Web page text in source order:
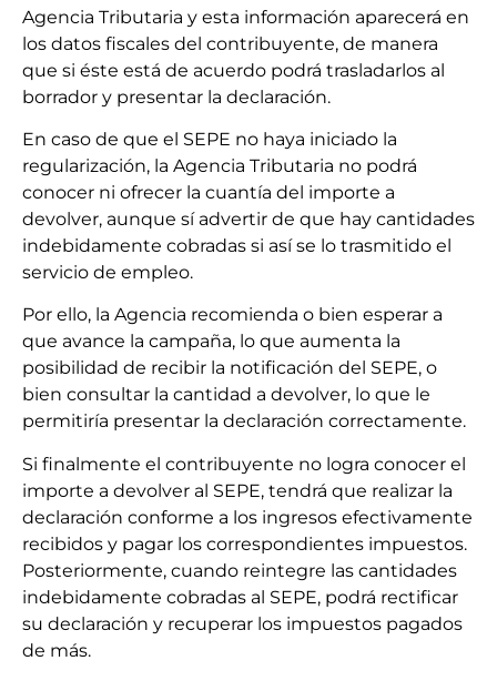
Agencia Tributaria y esta información aparecerá en
los datos fiscales del contribuyente, de manera
que si éste está de acuerdo podrá trasladarlos al
borrador y presentar la declaración.
En caso de que el SEPE no haya iniciado la
regularización, la Agencia Tributaria no podrá
conocer ni ofrecer la cuantía del importe a
devolver, aunque sí advertir de que hay cantidades
indebidamente cobradas si así se lo trasmitido el
servicio de empleo.
Por ello, la Agencia recomienda o bien esperar a
que avance la campaña, lo que aumenta la
posibilidad de recibir la notificación del SEPE, o
bien consultar la cantidad a devolver, lo que le
permitiría presentar la declaración correctamente.
Si finalmente el contribuyente no logra conocer el
importe a devolver al SEPE, tendrá que realizar la
declaración conforme a los ingresos efectivamente
recibidos y pagar los correspondientes impuestos.
Posteriormente, cuando reintegre las cantidades
indebidamente cobradas al SEPE, podrá rectificar
su declaración y recuperar los impuestos pagados
de más.